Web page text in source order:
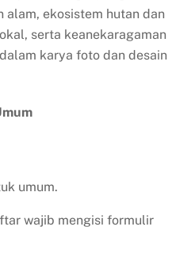
alam, ekosistem hutan dan
serta keanekaragaman
karya foto dan desain
umum.
wajib mengisi formulir